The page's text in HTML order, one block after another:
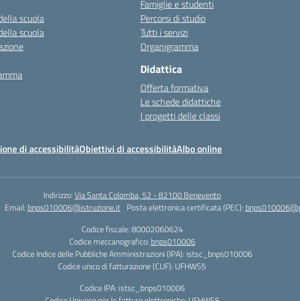
scuola
scuola
Famiglie e studenti
Percorsi di studio
Tutti i servizi
Organigramma
Didattica
Offerta formativa
Le schede didattiche
I progetti delle classi
di accessibilitàObiettivi di accessibilitàAlbo online
Indirizzo:Via Santa Colomba, 52 - 82100 Benevento
Email: bnps010006@istruzione.it Posta elettronica certificata (PEC):
Codice fiscale: 80002060624
Codice meccanografico: bnps010006
Codice Indice delle Pubbliche Amministrazioni (IPA): istsc_bnps010006
Codice unico di fatturazione (CUF): UFHWS5
Codice IPA: istsc_bnps010006